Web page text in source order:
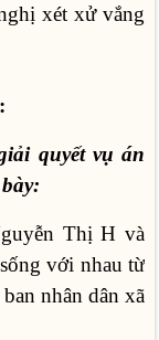
xét xử vắng
quyết vụ án
Thị H và
với nhau từ
nhân dân xã